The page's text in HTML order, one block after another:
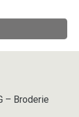
– Broderie